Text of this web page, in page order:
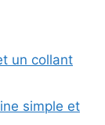
un collant
simple et